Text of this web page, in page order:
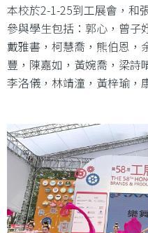
本校於2-1-25到工展會，和
參與學生包括：郭心，曾子
戴雅書，柯慧喬，熊伯恩，
豐，陳嘉如，黃婉喬，梁詩
李洛儀，林靖潼，黃梓瑜，